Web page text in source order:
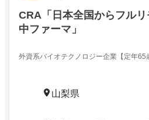
CRA「日本全国からフル
中ファーマ」
外資系バイオテクノロジー企業【定年65
山梨県